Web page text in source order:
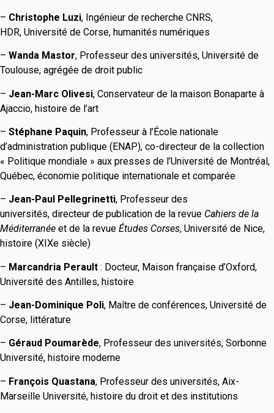
– Christophe Luzi, Ingénieur de recherche CNRS,
HDR, Université de Corse, humanités numériques
– Wanda Mastor, Professeur des universités, Université de
Toulouse, agrégée de droit public
– Jean-Marc Olivesi, Conservateur de la maison Bonaparte à
Ajaccio, histoire de l’art
– Stéphane Paquin, Professeur à l’École nationale
d’administration publique (ENAP), co-directeur de la collection
« Politique mondiale » aux presses de l’Université de Montréal,
Québec, économie politique internationale et comparée
– Jean-Paul Pellegrinetti, Professeur des
universités, directeur de publication de la revue Cahiers de la
Méditerranée et de la revue Études Corses, Université de Nice,
histoire (XIXe siècle)
– Marcandria Perault : Docteur, Maison française d’Oxford,
Université des Antilles, histoire
– Jean-Dominique Poli, Maître de conférences, Université de
Corse, littérature
– Géraud Poumarède, Professeur des universités, Sorbonne
Université, histoire moderne
– François Quastana, Professeur des universités, Aix-
Marseille Université, histoire du droit et des institutions